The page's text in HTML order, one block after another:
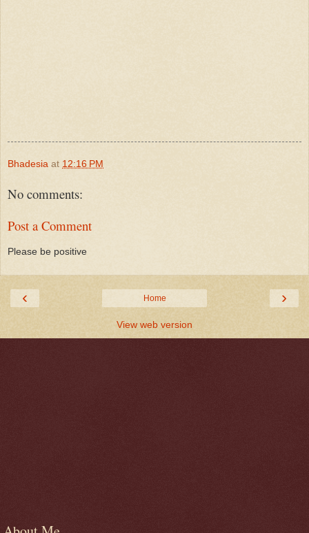
Bhadesia at 12:16 PM
No comments:
Post a Comment
Please be positive
‹ ›
Home
View web version